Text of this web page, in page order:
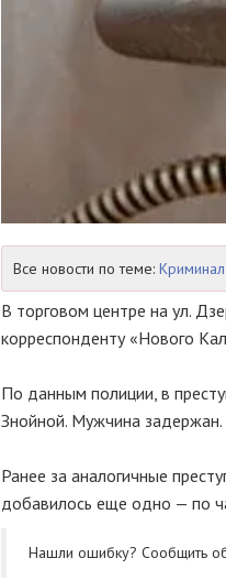
Все новости по теме: Криминал
В торговом центре на ул.
корреспонденту «Нового
По данным полиции, в
Знойной. Мужчина задержан.
Ранее за аналогичные
добавилось еще одно — по
Нашли ошибку? Cообщить